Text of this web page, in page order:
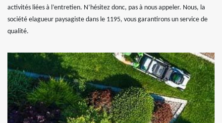
activités liées à l’entretien. N’hésitez donc, pas à nous appeler. Nous, la
société elagueur paysagiste dans le 1195, vous garantirons un service de
qualité.